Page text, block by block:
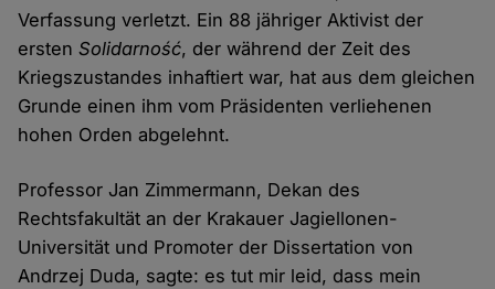
Verfassung verletzt. Ein 88 jähriger Aktivist der
erstenSolidarność, der während der Zeit des
Kriegszustandes inhaftiert war, hat aus dem gleichen
Grunde einen ihm vom Präsidenten verliehenen
hohen Orden abgelehnt.
Professor Jan Zimmermann, Dekan des
Rechtsfakultät an der Krakauer Jagiellonen-
Universität und Promoter der Dissertation von
Andrzej Duda, sagte: es tut mir leid, dass mein